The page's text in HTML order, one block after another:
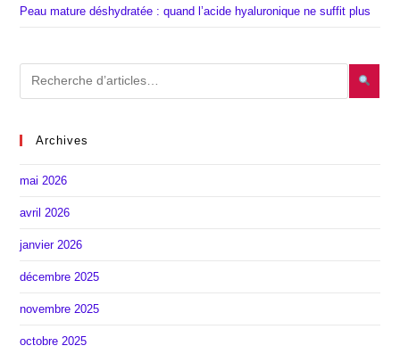
Peau mature déshydratée : quand l’acide hyaluronique ne suffit plus
Archives
mai 2026
avril 2026
janvier 2026
décembre 2025
novembre 2025
octobre 2025